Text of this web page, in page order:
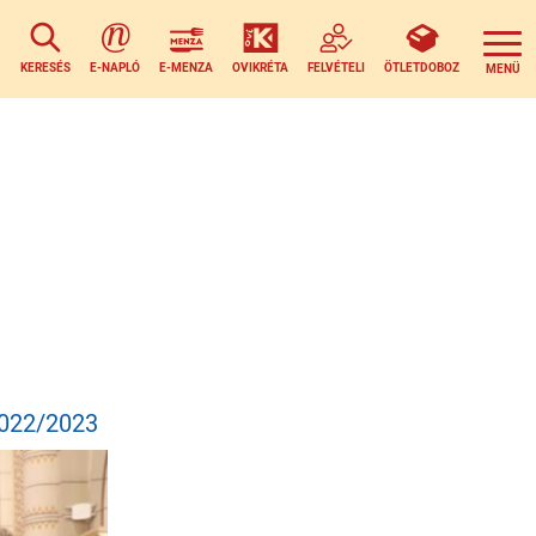
KERESÉS E-NAPLÓ E-MENZA OVIKRÉTA FELVÉTELI ÖTLETDOBOZ
2023